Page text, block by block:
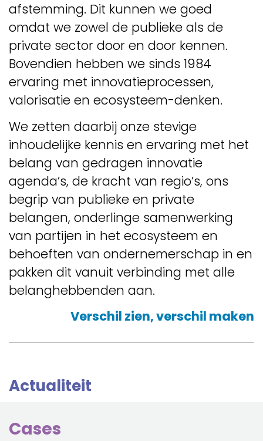
afstemming. Dit kunnen we goed
omdat we zowel de publieke als de
private sector door en door kennen.
Bovendien hebben we sinds 1984
ervaring met innovatieprocessen,
valorisatie en ecosysteem-denken.
We zetten daarbij onze stevige
inhoudelijke kennis en ervaring met het
belang van gedragen innovatie
agenda’s, de kracht van regio’s, ons
begrip van publieke en private
belangen, onderlinge samenwerking
van partijen in het ecosysteem en
behoeften van ondernemerschap in en
pakken dit vanuit verbinding met alle
belanghebbenden aan.
Verschil zien, verschil maken
Actualiteit
Cases